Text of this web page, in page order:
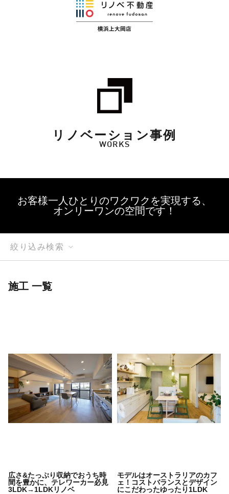
リノベーション事例
WORKS
お客様一人ひとりのワクワクを実現する、
オンリーワンの空間です！
絞り込み検索
施工 一覧
広さ&たっぷり収納でおうち時
間を豊かに、テレワーカー必見
3LDK→1LDKリノベ
モデルはオーストラリアのカフ
ェ！コストバランスとデザイン
にこだわったゆったり1LDK